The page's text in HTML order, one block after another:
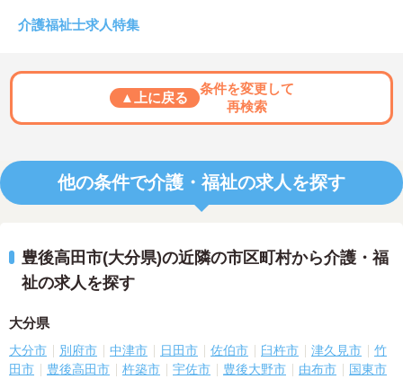
介護福祉士求人特集
▲上に戻る
条件を変更して
再検索
他の条件で介護・福祉の求人を探す
豊後高田市(大分県)の近隣の市区町村から介護・福
祉の求人を探す
大分県
大分市 別府市 中津市 日田市 佐伯市 臼杵市 津久見市
竹
田市
豊後高田市 杵築市 宇佐市 豊後大野市 由布市
国東市